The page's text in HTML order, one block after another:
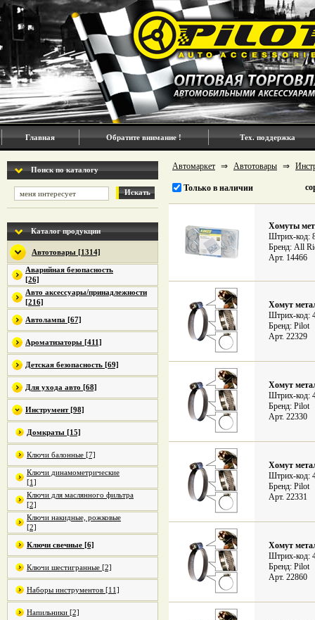
Главная Обратите внимание ! Тех. поддержка
Поиск по каталогу
Искать
Каталог продукции
Автотовары [1314]
Аварийная безопасность
[26]
Авто аксессуары/принадлежности
[216]
Автолампа [67]
Ароматизаторы [411]
Детская безопасность [69]
Для ухода авто [68]
Инструмент [98]
Домкраты [15]
Ключи балонные [7]
Ключи динамометрические
[1]
Ключи для маслянного фильтра
[2]
Ключи накидные, рожковые
[2]
Ключи свечные [6]
Ключи шестигранные [2]
Наборы инструментов [11]
Напильники [2]
Автомаркет ⇒ Автотовары ⇒
Только в наличии
Хомуты
Штрих-код:
Бренд: All
Арт. 14466
Хомут
Штрих-код:
Бренд: Pilot
Арт. 22329
Хомут
Штрих-код:
Бренд: Pilot
Арт. 22330
Хомут
Штрих-код:
Бренд: Pilot
Арт. 22331
Хомут
Штрих-код:
Бренд: Pilot
Арт. 22860